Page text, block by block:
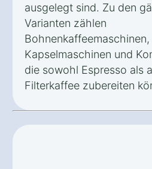
ausgelegt sind. Zu den
Varianten zählen
Bohnenkaffeemaschinen,
Kapselmaschinen und
die sowohl Espresso als
Filterkaffee zubereiten